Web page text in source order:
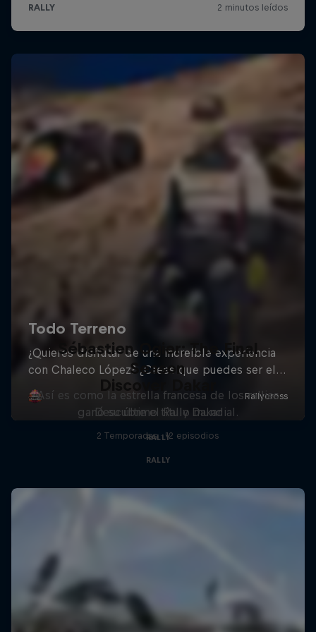
Sébastien Ogier: The Final
Season
Así es como la estrella francesa de los rallies
ganó su último título mundial.
RALLY
Discover Dakar
Descubre el Rally Dakar
2 Temporadas · 12 episodios
RALLY